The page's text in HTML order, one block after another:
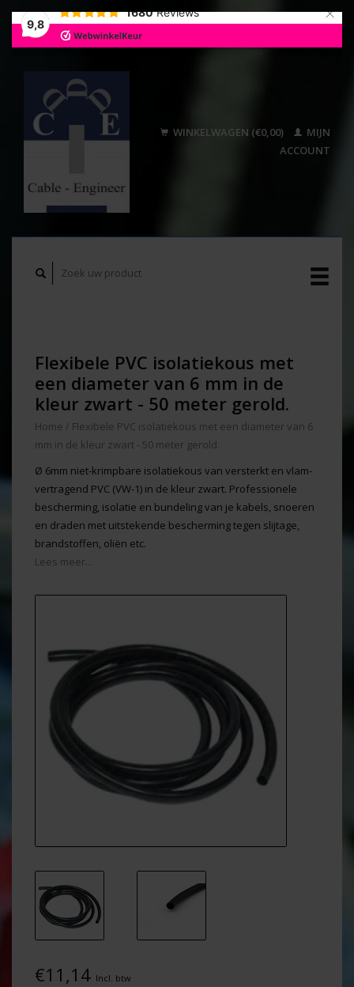
9,8
1680 Reviews ×
WINKELWAGEN (€0,00)
MIJN
ACCOUNT
Flexibele PVC isolatiekous met
een diameter van 6 mm in de
kleur zwart - 50 meter gerold.
Home / Flexibele PVC isolatiekous met een diameter van 6
mm in de kleur zwart - 50 meter gerold.
Ø 6mm niet-krimpbare isolatiekous van versterkt en vlam-
vertragend PVC (VW-1) in de kleur zwart. Professionele
bescherming, isolatie en bundeling van je kabels, snoeren
en draden met uitstekende bescherming tegen slijtage,
brandstoffen, oliën etc.
Lees meer...
€11,14 Incl. btw